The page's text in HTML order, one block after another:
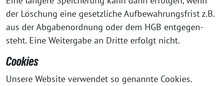
der Löschung eine gesetz­li­che Auf­be­wah­rungs­frist z.B.
aus der Abga­ben­ord­nung oder dem HGB ent­ge­gen­
steht. Eine Wei­ter­ga­be an Drit­te erfolgt nicht.
Cookies
Unse­re Web­site ver­wen­det so genann­te Coo­kies.